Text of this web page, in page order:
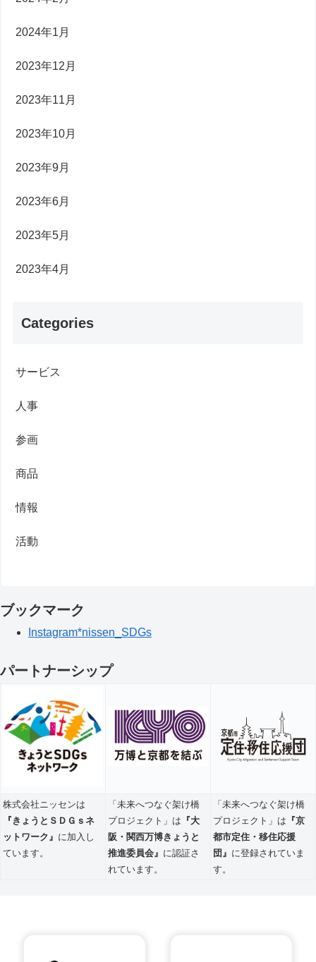
2024年1月
2023年12月
2023年11月
2023年10月
2023年9月
2023年6月
2023年5月
2023年4月
Categories
サービス
人事
参画
商品
情報
活動
ブックマーク
Instagram*nissen_SDGs
パートナーシップ
株式会社ニッセンは
『きょうとＳＤＧｓネ
ットワーク』 に加入し
ています。
「未来へつなぐ架け橋
プロジェクト」は 『大
阪・関西万博きょうと
推進委員会』 に認証さ
れています。
「未来へつなぐ架け橋
プロジェクト」は 『京
都市定住・移住応援
団』 に登録されていま
す。